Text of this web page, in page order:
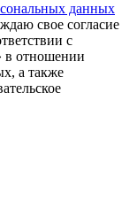
данных
свое согласие
с
в отношении
а также